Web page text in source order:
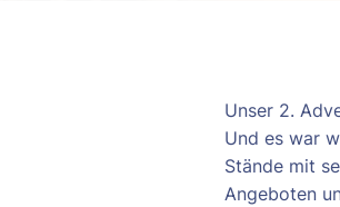
Unser 2.
Und es war
Stände mit
Angeboten